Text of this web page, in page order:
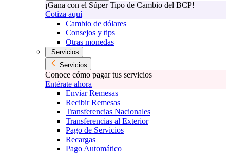
¡Gana con el Súper Tipo de Cambio del BCP!
Cotiza aquí
Cambio de dólares
Consejos y tips
Otras monedas
Servicios
Servicios
Conoce cómo pagar tus servicios
Entérate ahora
Enviar Remesas
Recibir Remesas
Transferencias Nacionales
Transferencias al Exterior
Pago de Servicios
Recargas
Pago Automático